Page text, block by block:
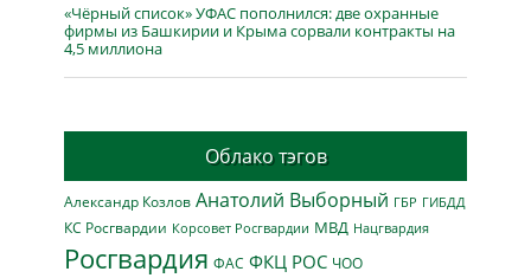
«Чёрный список» УФАС пополнился: две охранные
фирмы из Башкирии и Крыма сорвали контракты на
4,5 миллиона
Облако тэгов
Александр Козлов Анатолий Выборный ГБР ГИБДД
КС Росгвардии Корсовет Росгвардии МВД Нацгвардия
Росгвардия ФАС ФКЦ РОС ЧОО